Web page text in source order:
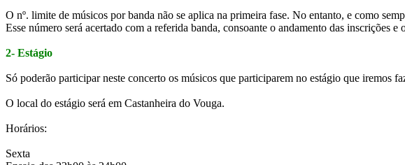
O nº. limite de músicos por banda não se aplica na primeira fase. No entanto, e como
Esse número será acertado com a referida banda, consoante o andamento das inscrições
2- Estágio
Só poderão participar neste concerto os músicos que participarem no estágio que iremos
O local do estágio será em Castanheira do Vouga.
Horários:
Sexta